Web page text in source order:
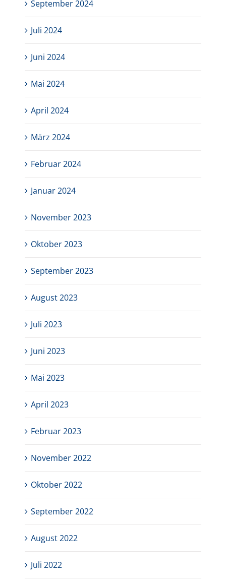
September 2024
Juli 2024
Juni 2024
Mai 2024
April 2024
März 2024
Februar 2024
Januar 2024
November 2023
Oktober 2023
September 2023
August 2023
Juli 2023
Juni 2023
Mai 2023
April 2023
Februar 2023
November 2022
Oktober 2022
September 2022
August 2022
Juli 2022